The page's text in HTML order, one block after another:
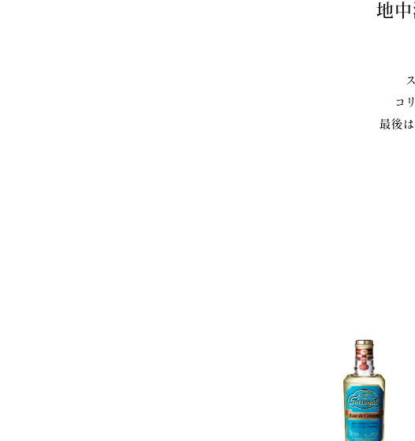
地
コ
最後は